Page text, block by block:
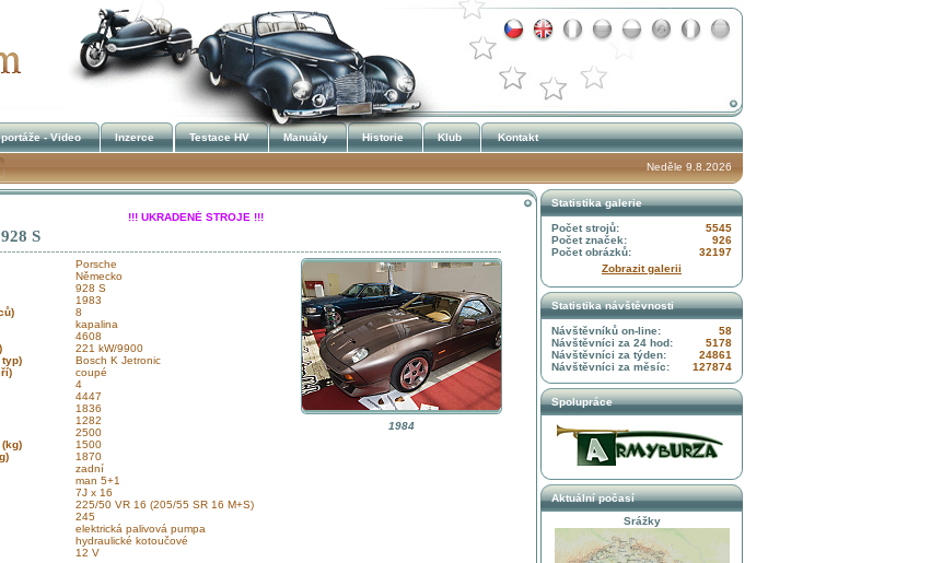
S
1984
Porsche
Německo
928 S
1983
8
kapalina
4608
221 kW/9900
Bosch K Jetronic
coupé
4
4447
1836
1282
2500
(kg)
1500
1870
zadní
man 5+1
7J x 16
225/50 VR 16 (205/55 SR 16 M+S)
245
elektrická palivová pumpa
hydraulické kotoučové
12 V
Statistika galerie
5545
Počet strojů:
926
Počet značek:
32197
Počet obrázků:
Zobrazit galerii
Statistika návštěvnosti
58
Návštěvníků on-line:
5178
Návštěvníci za 24 hod:
24861
Návštěvníci za týden:
127874
Návštěvníci za měsíc:
Spolupráce
Aktuální počasí
Srážky
Neděle 9.8.2026
- Video Inzerce Testace HV Manuály Historie Klub Kontakt
!!! UKRADENÉ STROJE !!!